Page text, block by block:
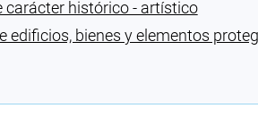
carácter histórico - artístico
edificios, bienes y elementos